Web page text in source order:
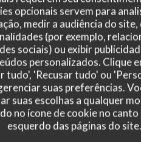
opcionais servem para
medir a audiência do
(por exemplo,
sociais) ou exibir
personalizados. Clique
tudo', 'Recusar tudo' ou
suas preferências.
suas escolhas a qualquer
no ícone de cookie no
esquerdo das páginas do site.
: 5 /5 quality_price: 5/5
et ses lutins sont au top..